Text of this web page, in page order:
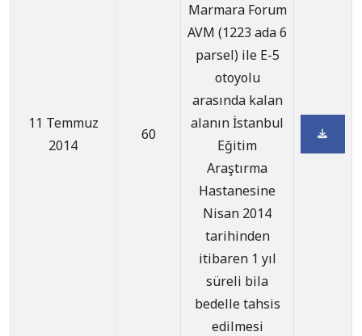
11 Temmuz
2014
60
Marmara Forum
AVM (1223 ada 6
parsel) ile E-5
otoyolu
arasında kalan
alanın İstanbul
Eğitim
Araştırma
Hastanesine
Nisan 2014
tarihinden
itibaren 1 yıl
süreli bila
bedelle tahsis
edilmesi